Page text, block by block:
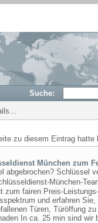
Suche:
zu diesem Eintrag
München zum
abgebrochen? Schlüssel
München-
zum fairen Preis-
und erfahren
Türen, Türöffung
In ca. 25 min sind wir